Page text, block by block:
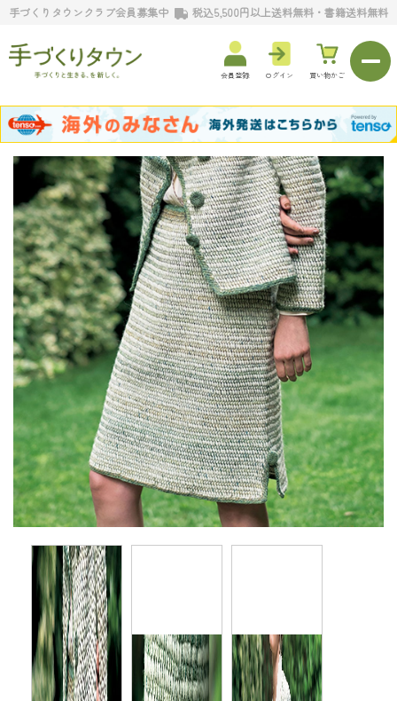
手づくりタウンクラブ会員募集中 税込5,500円以上送料無料・書籍送料無料
会員登録 ログイン 買い物かご